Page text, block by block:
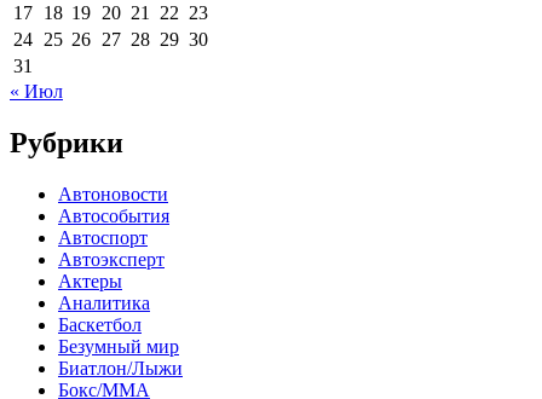
17 18 19 20 21 22 23
24 25 26 27 28 29 30
31
« Июл
Рубрики
Автоновости
Автособытия
Автоспорт
Автоэксперт
Актеры
Аналитика
Баскетбол
Безумный мир
Биатлон/Лыжи
Бокс/MMA